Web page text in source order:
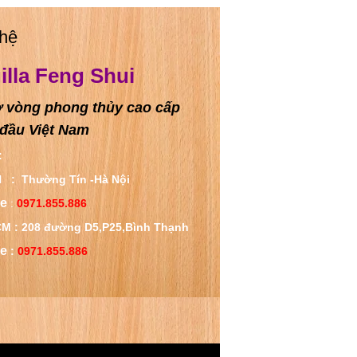
Feng Shui
vòng phong thủy cao cấp
Việt Nam
: Thường Tín -Hà Nội
: 0971.855.886
: 208 đường D5,P25,Bình Thạnh
: 0971.855.886